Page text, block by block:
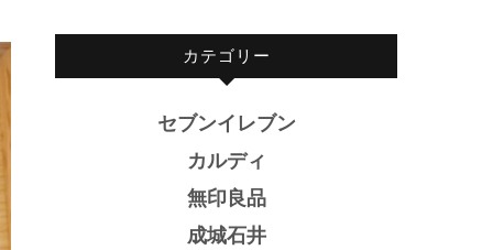
カテゴリー
セブンイレブン
カルディ
無印良品
成城石井